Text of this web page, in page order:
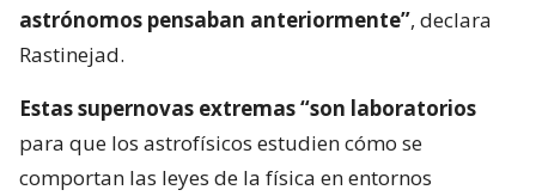
astrónomos pensaban anteriormente”, declara
Rastinejad.
Estas supernovas extremas “son laboratorios
para que los astrofísicos estudien cómo se
comportan las leyes de la física en entornos